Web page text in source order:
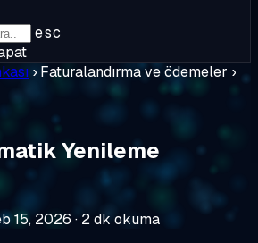
esc
› Faturalandırma ve ödemeler ›
Yenileme
15, 2026 · 2 dk okuma